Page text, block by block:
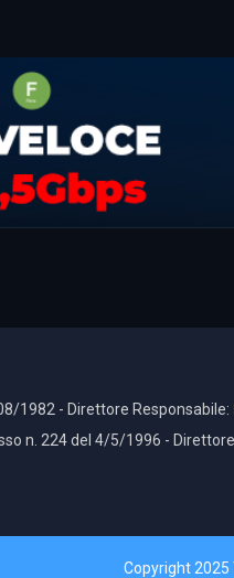
1982 - Direttore Responsabile:
n. 224 del 4/5/1996 -
Copyright 2025